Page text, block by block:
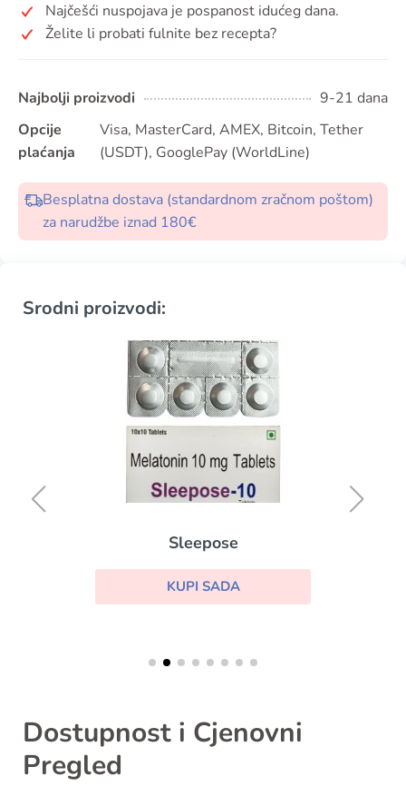
Najčešći nuspojava je pospanost idućeg dana.
Želite li probati fulnite bez recepta?
Najbolji proizvodi
9-21 dana
Opcije
plaćanja
Visa, MasterCard, AMEX, Bitcoin, Tether
(USDT), GooglePay (WorldLine)
Besplatna dostava (standardnom zračnom poštom)
za narudžbe iznad 180€
Srodni proizvodi:
Sleepose
KUPI SADA
Dostupnost i Cjenovni
Pregled